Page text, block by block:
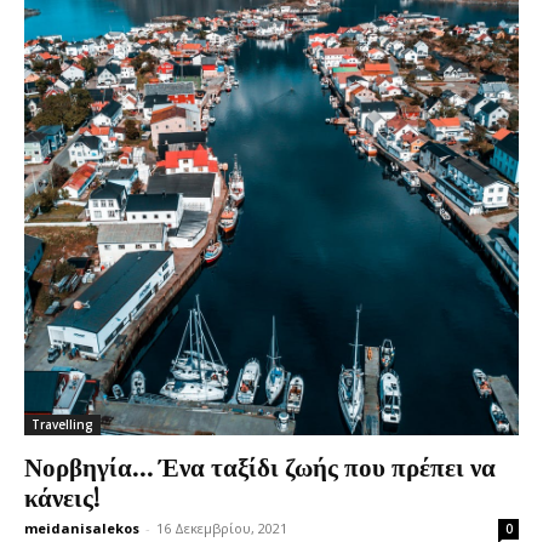
Travelling
Νορβηγία… Ένα ταξίδι ζωής που πρέπει να
κάνεις!
meidanisalekos - 16 Δεκεμβρίου, 2021 0